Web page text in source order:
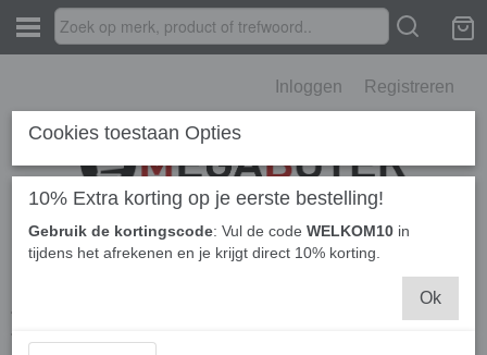
Inloggen Registreren
Home Herroeping
Door dit formulier te verzenden, bevestigt u dat u uw bestelling wilt
annuleren. Wij nemen zo snel mogelijk contact met u op om de
annulering te bevestigen en eventuele verdere instructies te geven.
Cookies toestaan Opties
10% Extra korting op je eerste bestelling!
Gebruik de kortingscode: Vul de code WELKOM10 in
tijdens het afrekenen en je krijgt direct 10% korting.
Ok